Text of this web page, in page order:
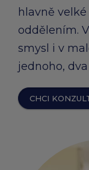
hlavně
oddělením.
smysl i v
jednoho,
CHCI